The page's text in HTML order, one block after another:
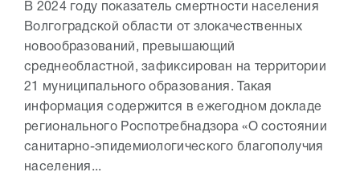
В 2024 году показатель смертности населения
Волгоградской области от злокачественных
новообразований, превышающий
среднеобластной, зафиксирован на территории
21 муниципального образования. Такая
информация содержится в ежегодном докладе
регионального Роспотребнадзора «О состоянии
санитарно-эпидемиологического благополучия
населения...